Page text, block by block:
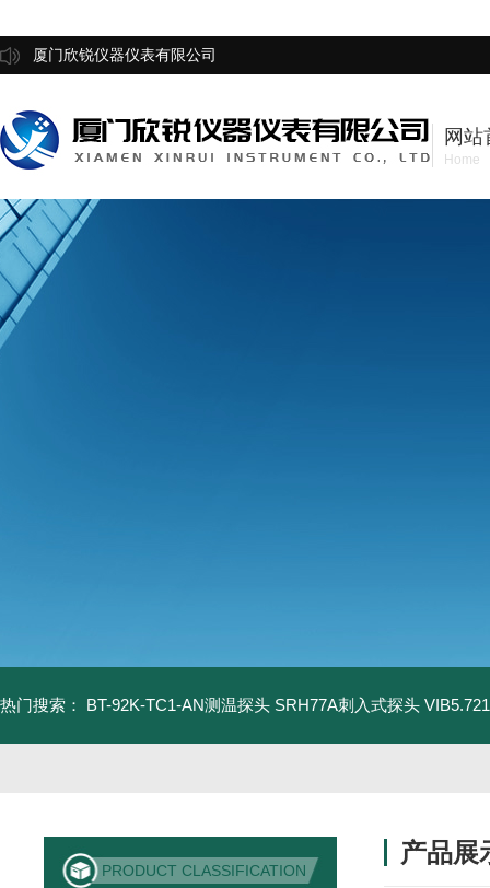
厦门欣锐仪器仪表有限公司
网站
Home
热门搜索： BT-92K-TC1-AN测温探头 SRH77A刺入式探头
PRODUCT CLASSIFICATION
产品展